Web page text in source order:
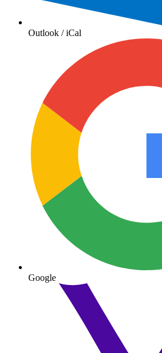
Outlook / iCal
Google